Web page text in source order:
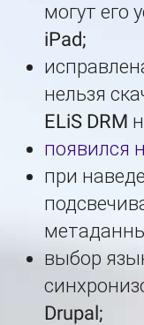
могут его
iPad;
нельзя
ELiS DRM
появился
при
выбор
Drupal;